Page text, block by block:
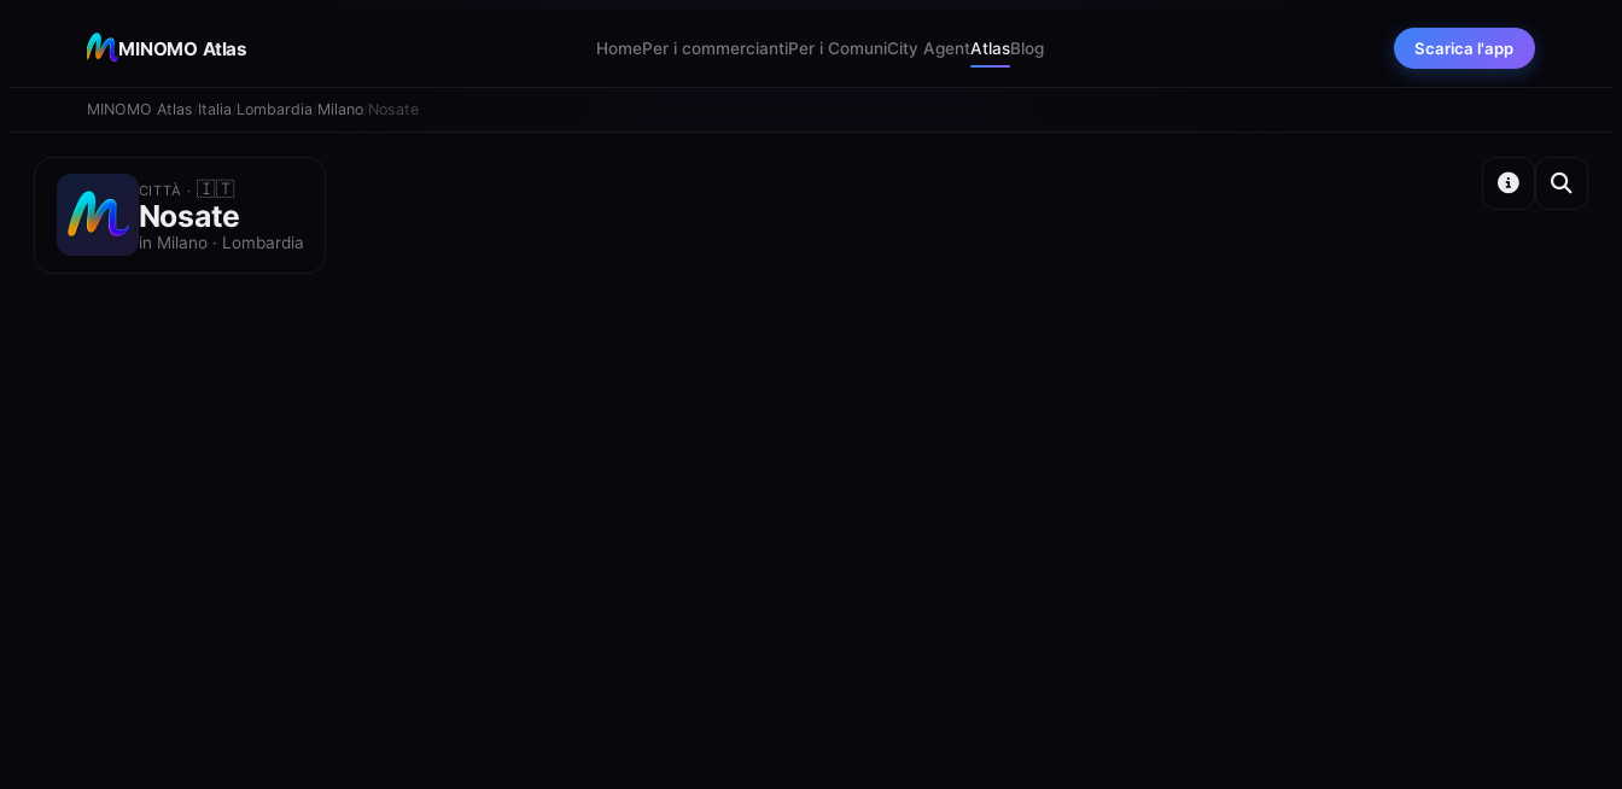
MINOMO Atlas HomePer i commerciantiPer i ComuniCity AgentAtlasBlog Scarica l'app
MINOMO Atlas Italia Lombardia Milano Nosate
CITTÀ · 🇮🇹
Nosate
in Milano · Lombardia